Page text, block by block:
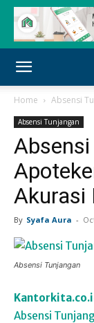
Home Absensi
Absensi Tunjangan
Akurasi
By Syafa Aura -
Absensi Tunjangan
Absensi